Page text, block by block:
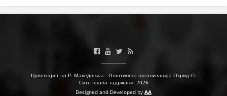
СТРАТЕГИИ
БРОШУРИ
Црвен крст на Р. Македонија - Општинска организација Охрид ©.
Сите права задржани. 2026
Designed and Developed by AA